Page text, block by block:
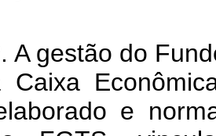
do
Caixa
e